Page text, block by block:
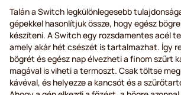
Talán a Switch legkülönlegesebb
gépekkel hasonlítjuk össze, hogy egész
készíteni. A Switch egy rozsdamentes acél
amely akár hét csészét is tartalmazhat. Így
bögrét és egész nap élvezheti a finom szűrt
magával is viheti a termoszt. Csak töltse
kávéval, és helyezze a kancsót és a